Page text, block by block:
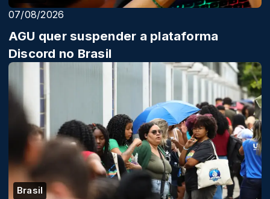
07/08/2026
AGU quer suspender a plataforma
Discord no Brasil
Brasil